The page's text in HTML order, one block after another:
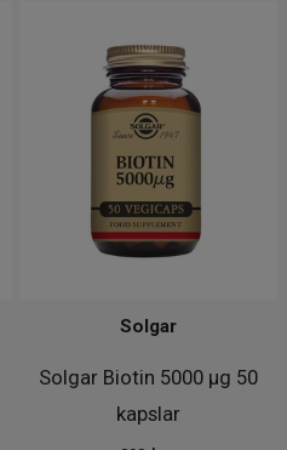
Solgar Biotin 5000 µg 50
kapslar
Solgar